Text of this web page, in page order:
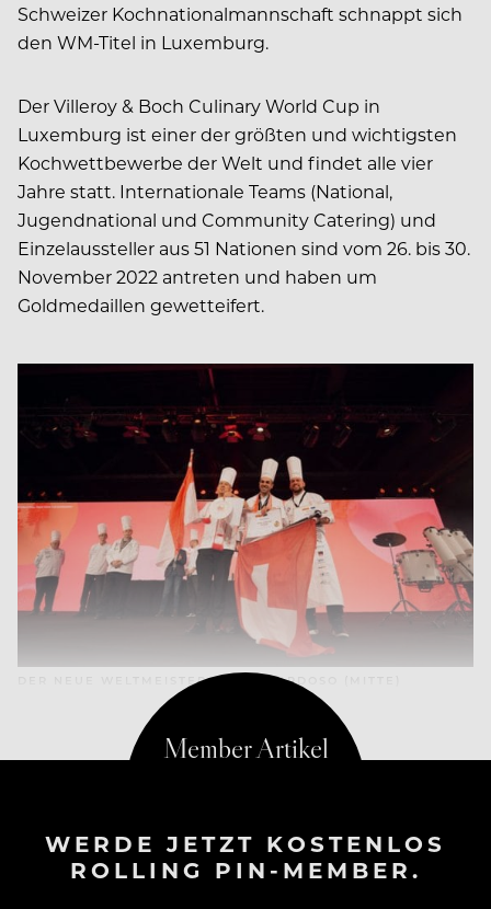
Schweizer Kochnationalmannschaft schnappt sich
den WM-Titel in Luxemburg.
Der Villeroy & Boch Culinary World Cup in
Luxemburg ist einer der größten und wichtigsten
Kochwettbewerbe der Welt und findet alle vier
Jahre statt. Internationale Teams (National,
Jugendnational und Community Catering) und
Einzelaussteller aus 51 Nationen sind vom 26. bis 30.
November 2022 antreten und haben um
Goldmedaillen gewetteifert.
DER NEUE WELTMEISTER JORGE CARDOSO (MITTE)
WERDE JETZT KOSTENLOS
ROLLING PIN-MEMBER.